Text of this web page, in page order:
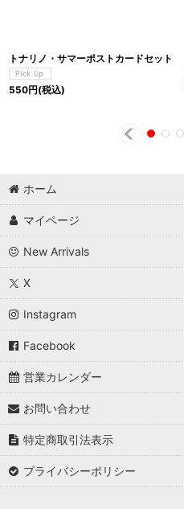
トナリノ・サマーポストカードセット
550円(税込)
ホーム
マイページ
New Arrivals
X
Instagram
Facebook
営業カレンダー
お問い合わせ
特定商取引法表示
プライバシーポリシー